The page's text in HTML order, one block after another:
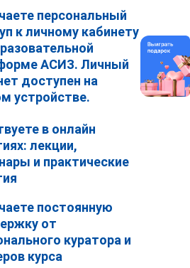
персональный
к личному кабинету
АСИЗ. Личный
доступен на
устройстве.
в онлайн
лекции,
и практические
постоянную
от
куратора и
курса